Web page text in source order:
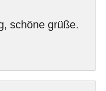
schöne grüße.